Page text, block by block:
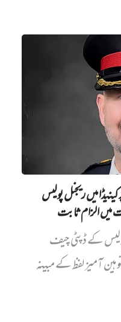
میں ریجنل پولیس
میں الزام ثابت
پولیس کے ڈپٹی چیف
آمیز لفظ کے مبینہ